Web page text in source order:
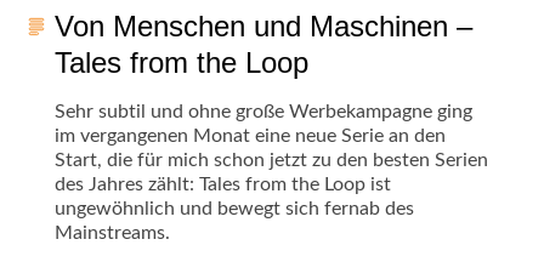
Von Menschen und Maschinen –
Tales from the Loop
Sehr subtil und ohne große Werbekampagne ging
im vergangenen Monat eine neue Serie an den
Start, die für mich schon jetzt zu den besten Serien
des Jahres zählt: Tales from the Loop ist
ungewöhnlich und bewegt sich fernab des
Mainstreams.